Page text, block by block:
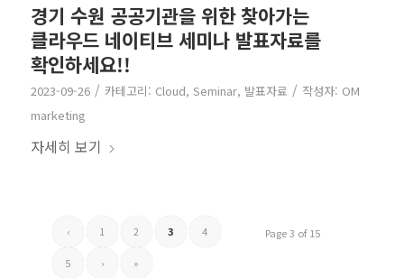
경기 수원 공공기관을 위한 찾아가는
클라우드 네이티브 세미나 발표자료를
확인하세요!!
2023-09-26 / 카테고리: Cloud, Seminar, 발표자료 / 작성자: OM
marketing
자세히 보기
Page 3 of 15
‹ 1 2 3 4
5 › »